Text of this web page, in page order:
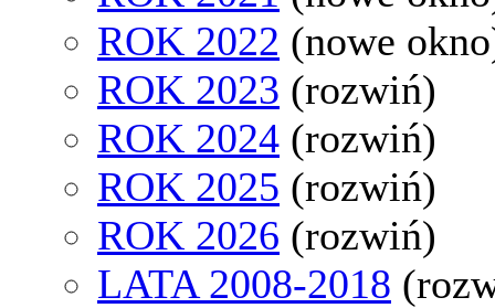
ROK 2022 (nowe
ROK 2023 (rozwiń)
ROK 2024 (rozwiń)
ROK 2025 (rozwiń)
ROK 2026 (rozwiń)
LATA 2008-2018